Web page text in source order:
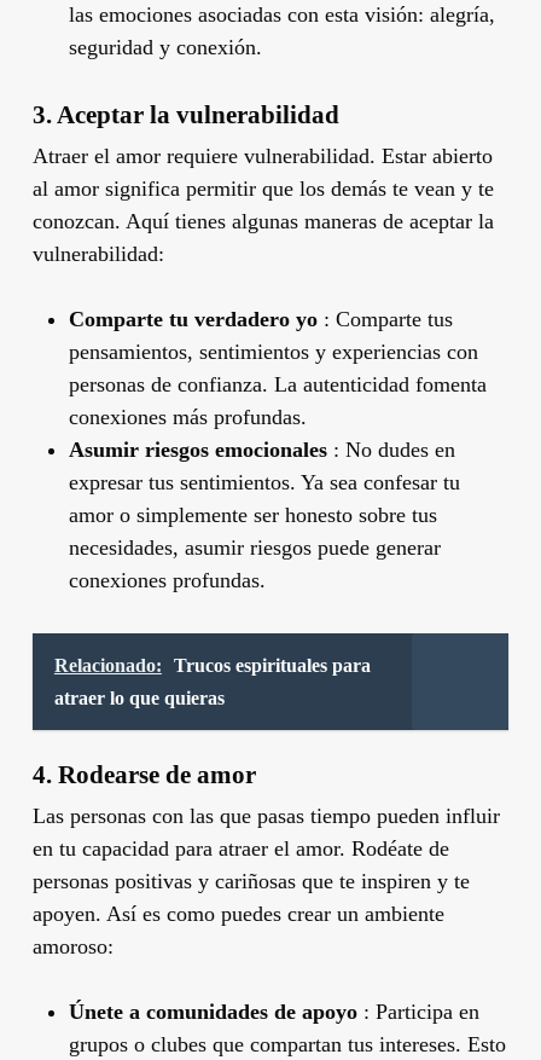
las emociones asociadas con esta visión: alegría,
seguridad y conexión.
3. Aceptar la vulnerabilidad
Atraer el amor requiere vulnerabilidad. Estar abierto
al amor significa permitir que los demás te vean y te
conozcan. Aquí tienes algunas maneras de aceptar la
vulnerabilidad:
Comparte tu verdadero yo: Comparte tus
pensamientos, sentimientos y experiencias con
personas de confianza. La autenticidad fomenta
conexiones más profundas.
Asumir riesgos emocionales: No dudes en
expresar tus sentimientos. Ya sea confesar tu
amor o simplemente ser honesto sobre tus
necesidades, asumir riesgos puede generar
conexiones profundas.
Relacionado:
Trucos espirituales para
atraer lo que quieras
4. Rodearse de amor
Las personas con las que pasas tiempo pueden influir
en tu capacidad para atraer el amor. Rodéate de
personas positivas y cariñosas que te inspiren y te
apoyen. Así es como puedes crear un ambiente
amoroso:
Únete a comunidades de apoyo: Participa en
grupos o clubes que compartan tus intereses. Esto